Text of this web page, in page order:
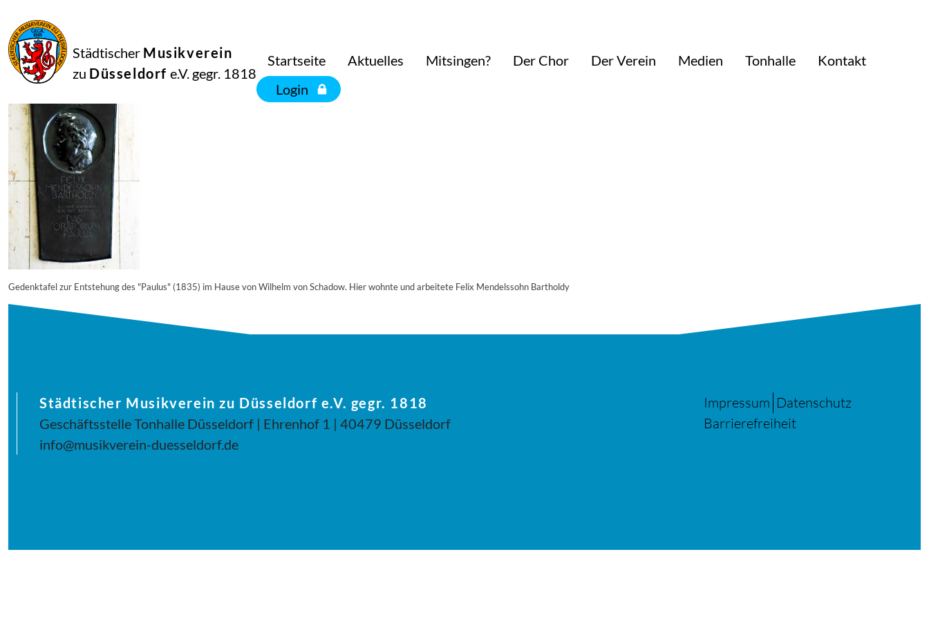
Städtischer Musikverein
zu Düsseldorf e.V. gegr. 1818
Startseite Aktuelles Mitsingen? Der Chor Der Verein Medien Tonhalle
Kontakt
Login
Februar
2018
Netkotec
hhi-302
Gedenktafel zur Entstehung des "Paulus" (1835) im Hause von Wilhelm von Schadow. Hier wohnte und arbeitete Felix Mendelssohn Bartholdy
Städtischer Musikverein zu Düsseldorf e.V. gegr. 1818
Geschäftsstelle Tonhalle Düsseldorf | Ehrenhof 1 | 40479 Düsseldorf
info@musikverein-duesseldorf.de
Impressum Datenschutz
Barrierefreiheit